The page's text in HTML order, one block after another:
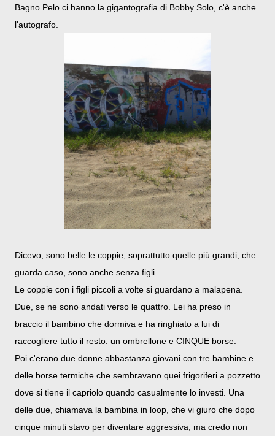
Bagno Pelo ci hanno la gigantografia di Bobby Solo, c'è anche
l'autografo.
Dicevo, sono belle le coppie, soprattutto quelle più grandi, che
guarda caso, sono anche senza figli.
Le coppie con i figli piccoli a volte si guardano a malapena.
Due, se ne sono andati verso le quattro. Lei ha preso in
braccio il bambino che dormiva e ha ringhiato a lui di
raccogliere tutto il resto: un ombrellone e CINQUE borse.
Poi c'erano due donne abbastanza giovani con tre bambine e
delle borse termiche che sembravano quei frigoriferi a pozzetto
dove si tiene il capriolo quando casualmente lo investi. Una
delle due, chiamava la bambina in loop, che vi giuro che dopo
cinque minuti stavo per diventare aggressiva, ma credo non